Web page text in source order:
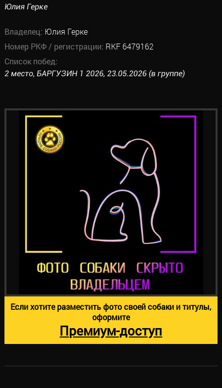
Юлия Герке
Владелец: Юлия Герке
Номер РКФ / регистрации: RKF 6479162
Список побед:
2 место, БАРГУЗИН 1 2026, 23.05.2026 (в группе)
Если хотите разместить фото своей собаки и титулы,
оформите
Премиум-доступ